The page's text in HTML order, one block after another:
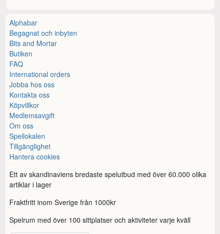
Alphabar
Begagnat och inbyten
Bits and Mortar
Butiken
FAQ
International orders
Jobba hos oss
Kontakta oss
Köpvillkor
Medlemsavgift
Om oss
Spellokalen
Tillgänglighet
Hantera cookies
Ett av skandinaviens bredaste spelutbud med över 60.000 olika
artiklar i lager
Fraktfritt inom Sverige från 1000kr
Spelrum med över 100 sittplatser och aktiviteter varje kväll